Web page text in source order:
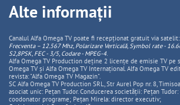
Alte informații
Canalul Alfa Omega TV poate fi recepționat gratuit via satelit:
Frecventa – 12.567 Mhz, PolarizareVerticală, Symbol rate -
S2,8PSK, FEC - 3/5, Codare - MPEG-4.
Alfa Omega TV Production deține 2 licențe de emisie TV pe
Omega TV și Alfa Omega TV Internațional. Alfa Omega TV
revista: "Alfa Omega TV Magazin".
SC Alfa Omega TV Production SRL, Str Aurel Pop nr. 8,
asociat unic: Pețan Tudor. Conducerea societății: Pețan
coodonator programe; Pețan Mirela: director executiv;